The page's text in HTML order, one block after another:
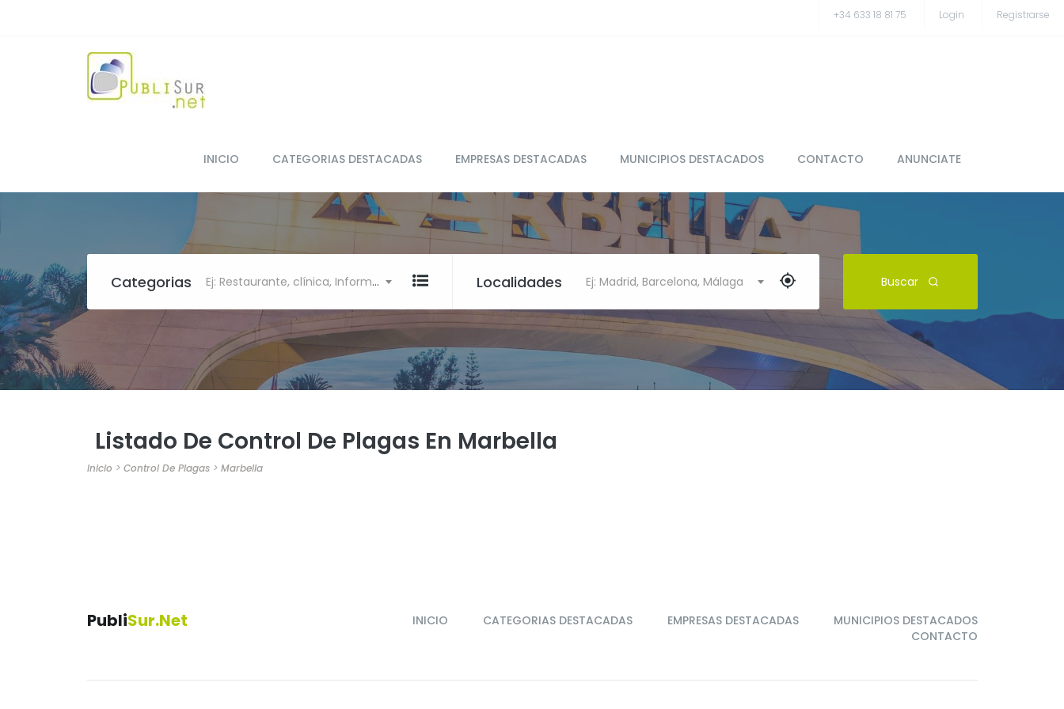
+34 633 18 81 75 Login Registrarse
INICIO CATEGORIAS DESTACADAS EMPRESAS DESTACADAS MUNICIPIOS DESTACADOS CONTACTO ANUNCIATE
Categorias Ej: Restaurante, clínica, Informática Localidades Ej: Madrid, Barcelona, Málaga Buscar
Listado De Control De Plagas En Marbella
Inicio > Control De Plagas> Marbella
PubliSur.net INICIO CATEGORIAS DESTACADAS EMPRESAS DESTACADAS
MUNICIPIOS DESTACADOS
CONTACTO